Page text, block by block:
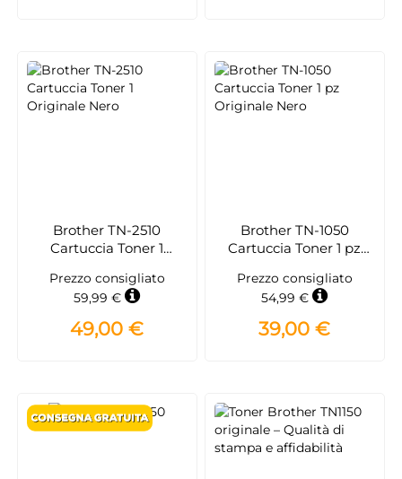
Brother TN-2510
Cartuccia Toner 1
Prezzo consigliato
59,99 €
49,00 €
Brother TN-1050
Cartuccia Toner 1 pz
Prezzo consigliato
54,99 €
39,00 €